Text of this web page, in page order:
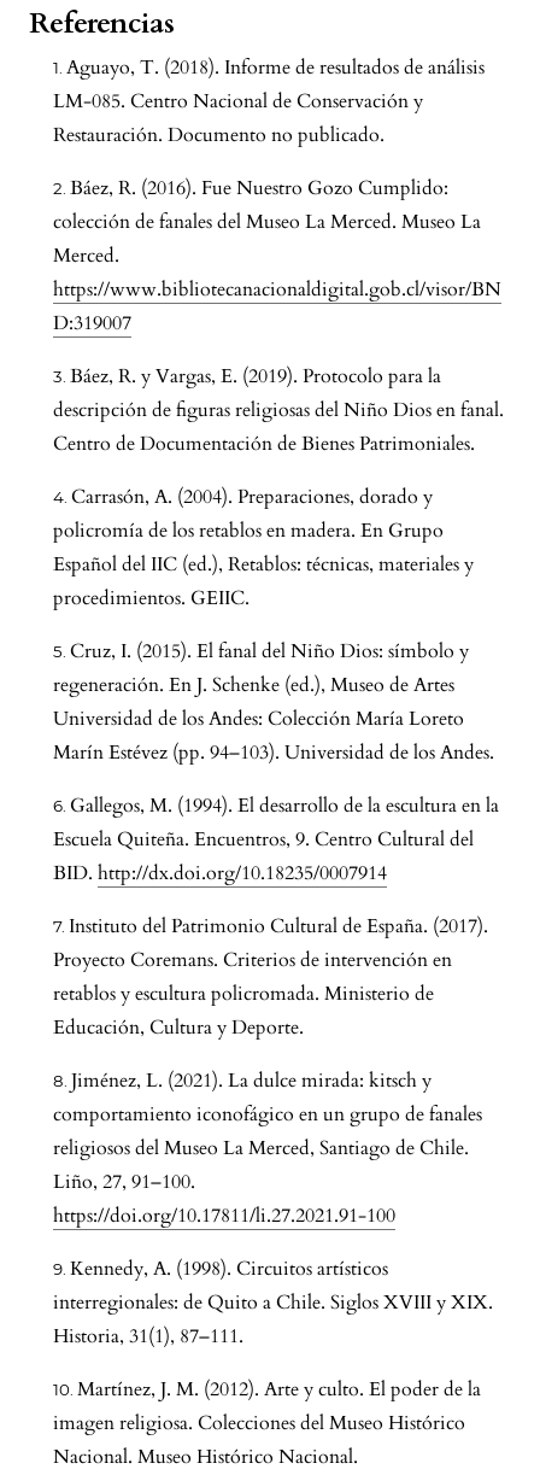
Referencias
Aguayo, T. (2018). Informe de resultados de análisis
LM-085. Centro Nacional de Conservación y
Restauración. Documento no publicado.
Báez, R. (2016). Fue Nuestro Gozo Cumplido:
colección de fanales del Museo La Merced. Museo La
Merced.
https://www.bibliotecanacionaldigital.gob.cl/visor/BN
D:319007
Báez, R. y Vargas, E. (2019). Protocolo para la
descripción de figuras religiosas del Niño Dios en fanal.
Centro de Documentación de Bienes Patrimoniales.
Carrasón, A. (2004). Preparaciones, dorado y
policromía de los retablos en madera. En Grupo
Español del IIC (ed.), Retablos: técnicas, materiales y
procedimientos. GEIIC.
Cruz, I. (2015). El fanal del Niño Dios: símbolo y
regeneración. En J. Schenke (ed.), Museo de Artes
Universidad de los Andes: Colección María Loreto
Marín Estévez (pp. 94–103). Universidad de los Andes.
Gallegos, M. (1994). El desarrollo de la escultura en la
Escuela Quiteña. Encuentros, 9. Centro Cultural del
BID. http://dx.doi.org/10.18235/0007914
Instituto del Patrimonio Cultural de España. (2017).
Proyecto Coremans. Criterios de intervención en
retablos y escultura policromada. Ministerio de
Educación, Cultura y Deporte.
Jiménez, L. (2021). La dulce mirada: kitsch y
comportamiento iconofágico en un grupo de fanales
religiosos del Museo La Merced, Santiago de Chile.
Liño, 27, 91–100.
https://doi.org/10.17811/li.27.2021.91-100
Kennedy, A. (1998). Circuitos artísticos
interregionales: de Quito a Chile. Siglos XVIII y XIX.
Historia, 31(1), 87–111.
Martínez, J. M. (2012). Arte y culto. El poder de la
imagen religiosa. Colecciones del Museo Histórico
Nacional. Museo Histórico Nacional.